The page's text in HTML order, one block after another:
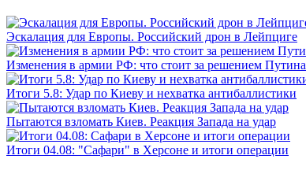
Эскалация для Европы. Российский дрон в Лейпциге
Изменения в армии РФ: что стоит за решением Путина
Итоги 5.8: Удар по Киеву и нехватка антибаллистики
Пытаются взломать Киев. Реакция Запада на удар
Итоги 04.08: "Сафари" в Херсоне и итоги операции